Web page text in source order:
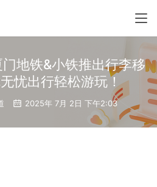
地铁&小铁推出行李移
忧出行轻松游玩！
2025年 7月 2日 下午2:03